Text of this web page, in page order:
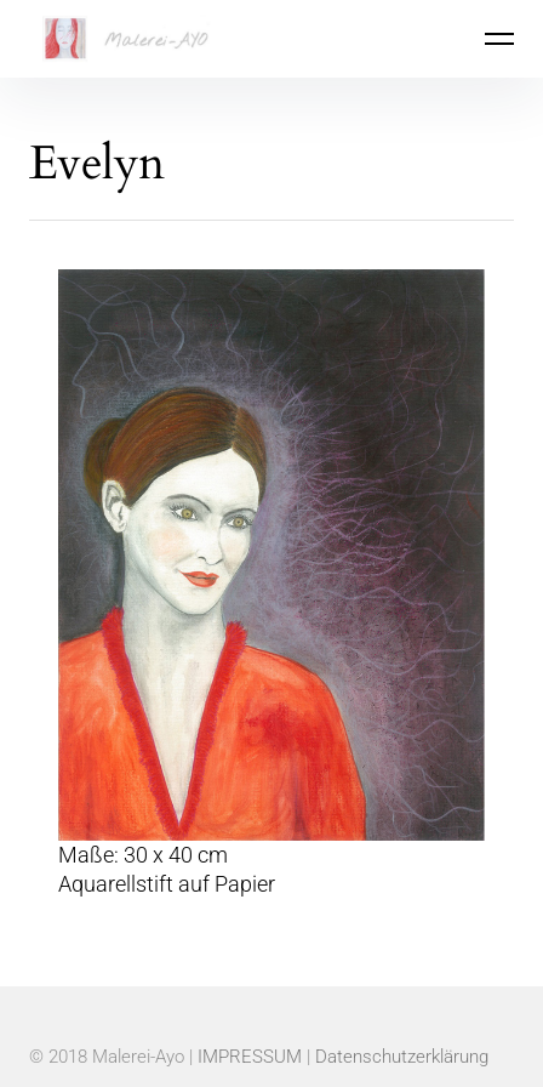
Malerei-Ayo
Evelyn
Maße: 30 x 40 cm
Aquarellstift auf Papier
© 2018 Malerei-Ayo | IMPRESSUM | Datenschutzerklärung